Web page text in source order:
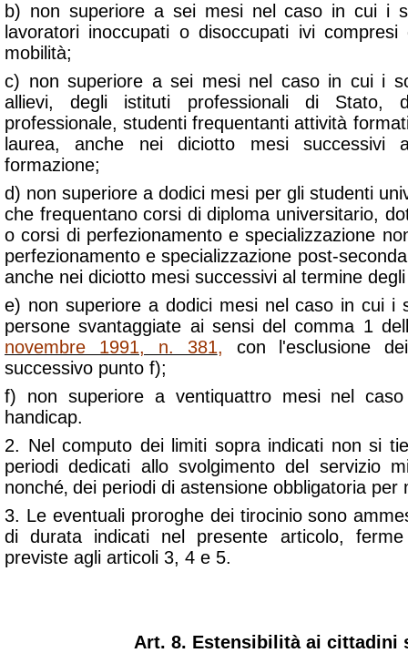
b) non superiore a sei mesi nel caso in cui i
lavoratori inoccupati o disoccupati ivi
mobilità;
c) non superiore a sei mesi nel caso in cui i
allievi, degli istituti professionali di Stato,
professionale, studenti frequentanti attività
laurea, anche nei diciotto mesi successivi
formazione;
d) non superiore a dodici mesi per gli studenti
che frequentano corsi di diploma universitario,
o corsi di perfezionamento e specializzazione
perfezionamento e specializzazione post-
anche nei diciotto mesi successivi al termine
e) non superiore a dodici mesi nel caso in cui i
persone svantaggiate ai sensi del comma 1
novembre 1991, n. 381, con l'esclusione
successivo punto f);
f) non superiore a ventiquattro mesi nel
handicap.
2. Nel computo dei limiti sopra indicati non si
periodi dedicati allo svolgimento del servizio
nonché‚ dei periodi di astensione obbligatoria per
3. Le eventuali proroghe dei tirocinio sono
di durata indicati nel presente articolo,
previste agli articoli 3, 4 e 5.
Art. 8. Estensibilità ai cittadini